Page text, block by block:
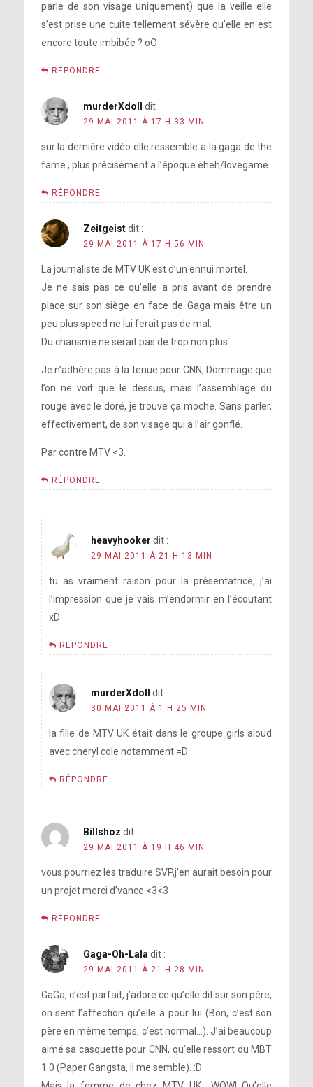
parle de son visage uniquement) que la veille elle
s’est prise une cuite tellement sévère qu’elle en est
encore toute imbibée ? oO
RÉPONDRE
murderXdoll dit :
29 MAI 2011 À 17 H 33 MIN
sur la dernière vidéo elle ressemble a la gaga de the
fame , plus précisément a l’époque eheh/lovegame
RÉPONDRE
Zeitgeist dit :
29 MAI 2011 À 17 H 56 MIN
La journaliste de MTV UK est d’un ennui mortel.
Je ne sais pas ce qu’elle a pris avant de prendre
place sur son siège en face de Gaga mais être un
peu plus speed ne lui ferait pas de mal.
Du charisme ne serait pas de trop non plus.
Je n’adhère pas à la tenue pour CNN, Dommage que
l’on ne voit que le dessus, mais l’assemblage du
rouge avec le doré, je trouve ça moche. Sans parler,
effectivement, de son visage qui a l’air gonflé.
Par contre MTV <3.
RÉPONDRE
heavyhooker dit :
29 MAI 2011 À 21 H 13 MIN
tu as vraiment raison pour la présentatrice, j’ai
l’impression que je vais m’endormir en l’écoutant
xD
RÉPONDRE
murderXdoll dit :
30 MAI 2011 À 1 H 25 MIN
la fille de MTV UK était dans le groupe girls aloud
avec cheryl cole notamment =D
RÉPONDRE
Billshoz dit :
29 MAI 2011 À 19 H 46 MIN
vous pourriez les traduire SVP,j’en aurait besoin pour
un projet merci d’vance <3<3
RÉPONDRE
Gaga-Oh-Lala dit :
29 MAI 2011 À 21 H 28 MIN
GaGa, c’est parfait, j’adore ce qu’elle dit sur son père,
on sent l’affection qu’elle a pour lui (Bon, c’est son
père en même temps, c’est normal…). J’ai beaucoup
aimé sa casquette pour CNN, qu’elle ressort du MBT
1.0 (Paper Gangsta, il me semble). :D